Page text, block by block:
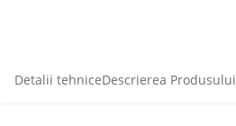
Detalii tehniceDescrierea Produsului